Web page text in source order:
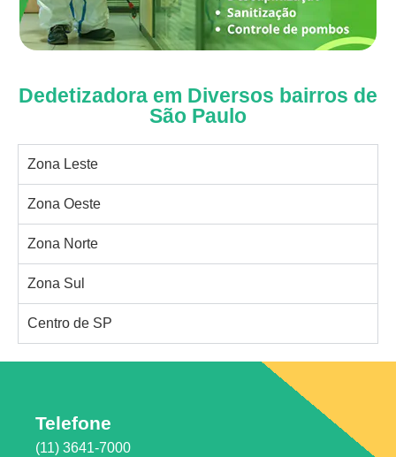
Dedetizadora em Diversos bairros de
São Paulo
Zona Leste
Zona Oeste
Zona Norte
Zona Sul
Centro de SP
Telefone
(11) 3641-7000